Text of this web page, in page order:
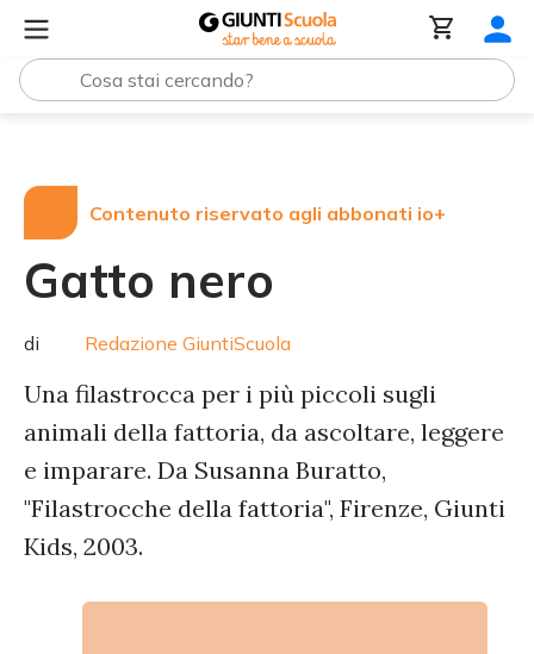
Contenuto riservato agli abbonati io+
Gatto nero
di Redazione GiuntiScuola
Una filastrocca per i più piccoli sugli
animali della fattoria, da ascoltare, leggere
e imparare. Da Susanna Buratto,
"Filastrocche della fattoria", Firenze, Giunti
Kids, 2003.